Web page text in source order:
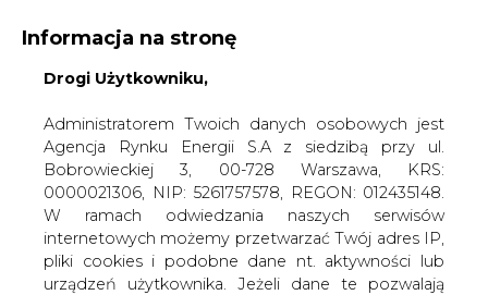
KONTAKT:
WYDAWCA PORTALU:
WYSOKI KONTRAST WIELKOŚĆ TEKSTU A A
ZALOGUJ SIĘ
Informacja na stronę
Drogi Użytkowniku,
Administratorem Twoich danych osobowych jest
Agencja Rynku Energii S.A z siedzibą przy ul.
Bobrowieckiej 3, 00-728 Warszawa, KRS:
0000021306, NIP: 5261757578, REGON: 012435148.
W ramach odwiedzania naszych serwisów
internetowych możemy przetwarzać Twój adres IP,
pliki cookies i podobne dane nt. aktywności lub
urządzeń użytkownika. Jeżeli dane te pozwalają